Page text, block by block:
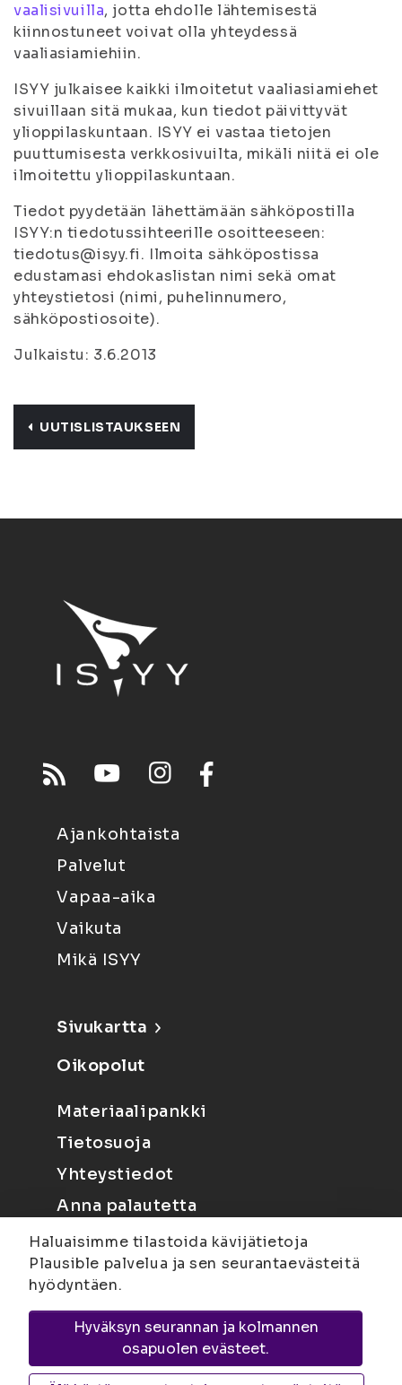
vaalisivuilla, jotta ehdolle lähtemisestä
kiinnostuneet voivat olla yhteydessä
vaaliasiamiehiin.
ISYY julkaisee kaikki ilmoitetut vaaliasiamiehet
sivuillaan sitä mukaa, kun tiedot päivittyvät
ylioppilaskuntaan. ISYY ei vastaa tietojen
puuttumisesta verkkosivuilta, mikäli niitä ei ole
ilmoitettu ylioppilaskuntaan.
Tiedot pyydetään lähettämään sähköpostilla
ISYY:n tiedotussihteerille osoitteeseen:
tiedotus@isyy.fi. Ilmoita sähköpostissa
edustamasi ehdokaslistan nimi sekä omat
yhteystietosi (nimi, puhelinnumero,
sähköpostiosoite).
Julkaistu: 3.6.2013
UUTISLISTAUKSEEN
Ajankohtaista
Palvelut
Vapaa-aika
Vaikuta
Mikä ISYY
Sivukartta
Oikopolut
Materiaalipankki
Tietosuoja
Yhteystiedot
Anna palautetta
Joensuu
Suvantokatu 6, 80100 Joensuu |
KuopioYliopistonranta 15, PL 1627, 70211
Haluaisimme tilastoida kävijätietoja
Plausible palvelua ja sen seurantaevästeitä
hyödyntäen.
Hyväksyn seurannan ja kolmannen
osapuolen evästeet.